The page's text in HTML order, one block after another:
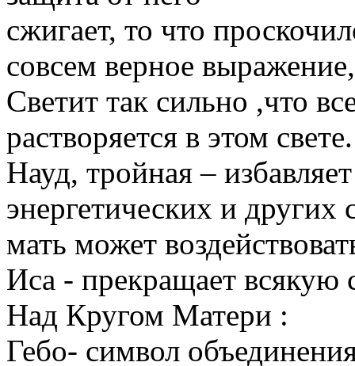
сжигает, то что
совсем верное
Светит так сильно ,что
растворяется в этом свете.
Науд, тройная –
энергетических и других
мать может
Иса - прекращает всякую
Над Кругом Матери :
Гебо- символ